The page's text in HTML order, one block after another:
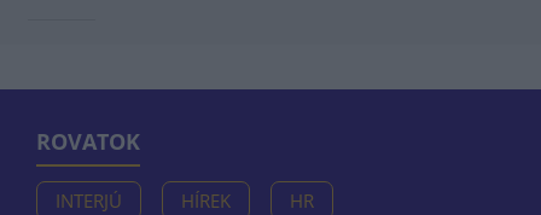
ROVATOK
INTERJÚ HÍREK HR